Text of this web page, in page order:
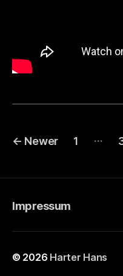
Posts
← Newer 1 …
Impressum
© 2026 Harter Hans